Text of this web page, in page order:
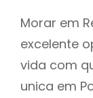
Morar em
excelente
vida com
unica em